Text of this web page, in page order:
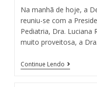
Na manhã de hoje, a
reuniu-se com a
Pediatria, Dra. Luciana
muito proveitosa, a
Continue Lendo